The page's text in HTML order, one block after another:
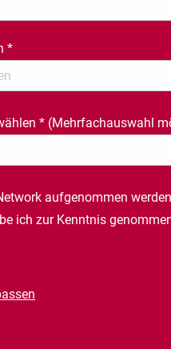
*
* (Mehrfachauswahl
aufgenommen
ich zur Kenntnis